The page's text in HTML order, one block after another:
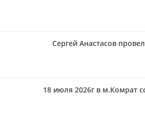
Сергей Анастасов
18 июля 2026г в м.Комрат